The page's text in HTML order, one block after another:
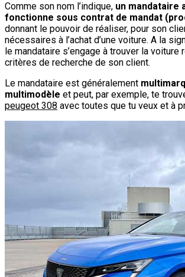
Comme son nom l’indique, un mandataire
fonctionne sous contrat de mandat
donnant le pouvoir de réaliser, pour son
nécessaires à l’achat d’une voiture. A la
le mandataire s’engage à trouver la voiture
critères de recherche de son client.
Le mandataire est généralement
multimodèle et peut, par exemple, te
peugeot 308 avec toutes que tu veux et à